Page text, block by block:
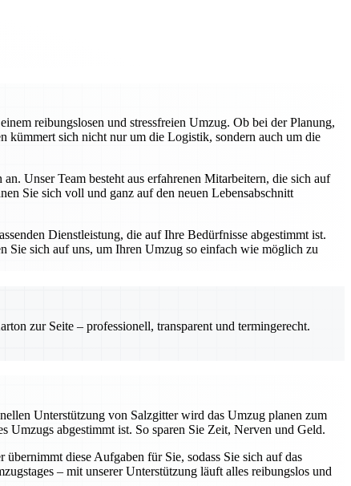
reibungslosen und stressfreien Umzug. Ob bei der Planung,
kümmert sich nicht nur um die Logistik, sondern auch um die
Unser Team besteht aus erfahrenen Mitarbeitern, die sich auf
Sie sich voll und ganz auf den neuen Lebensabschnitt
Dienstleistung, die auf Ihre Bedürfnisse abgestimmt ist.
Sie sich auf uns, um Ihren Umzug so einfach wie möglich zu
zur Seite – professionell, transparent und termingerecht.
Unterstützung von Salzgitter wird das Umzug planen zum
Umzugs abgestimmt ist. So sparen Sie Zeit, Nerven und Geld.
diese Aufgaben für Sie, sodass Sie sich auf das
– mit unserer Unterstützung läuft alles reibungslos und